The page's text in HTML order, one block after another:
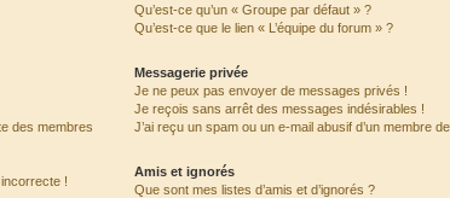
des membres
!
Qu’est-ce qu’un « Groupe par défaut » ?
Qu’est-ce que le lien « L’équipe du forum » ?
Messagerie privée
Je ne peux pas envoyer de messages privés !
Je reçois sans arrêt des messages indésirables !
J’ai reçu un spam ou un e-mail abusif d’un membre
Amis et ignorés
Que sont mes listes d’amis et d’ignorés ?